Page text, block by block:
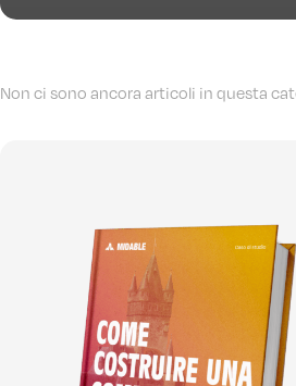
Non ci sono ancora articoli in questa